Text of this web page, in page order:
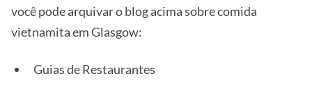
você pode arquivar o blog acima sobre comida
vietnamita em Glasgow:
Guias de Restaurantes